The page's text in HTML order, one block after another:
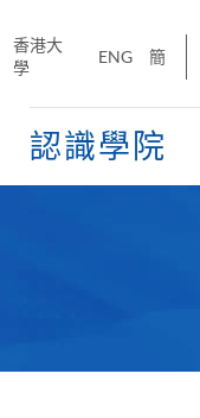
香港大
學
ENG 簡
認識學院